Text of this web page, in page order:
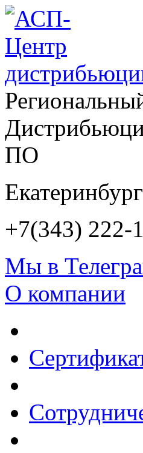
ПО
+7(343) 222-
Мы в
О компании